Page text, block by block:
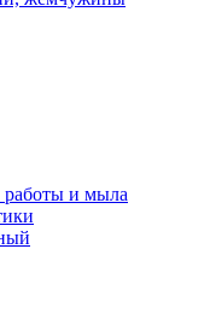
работы и мыла